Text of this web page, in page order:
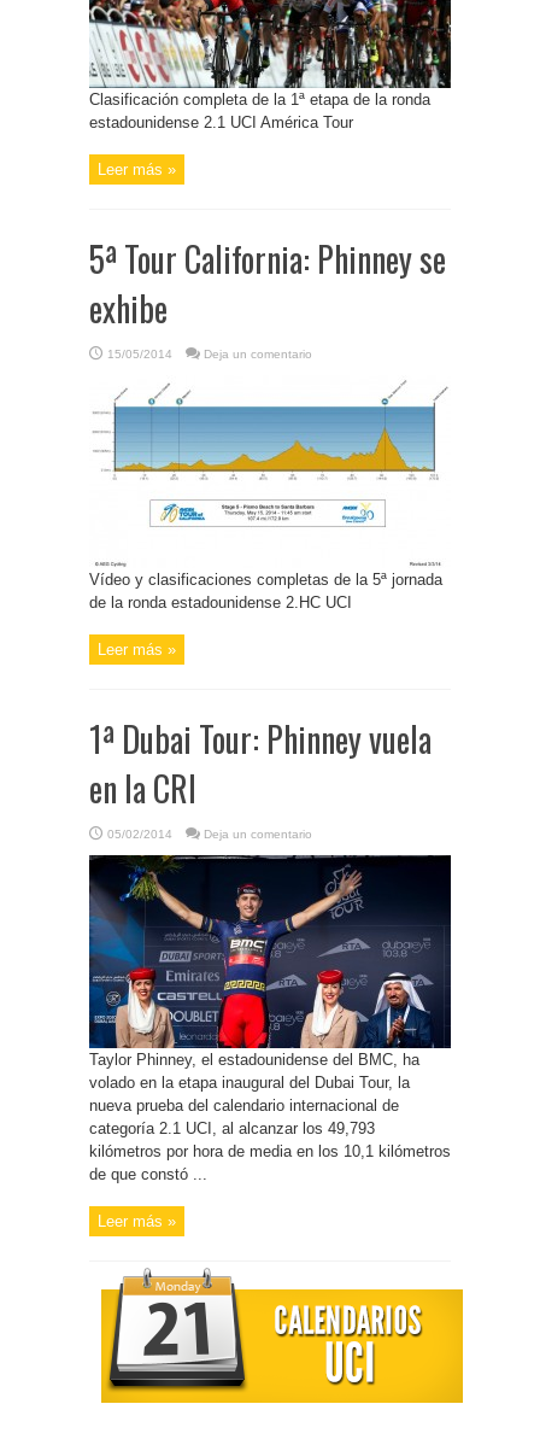
Clasificación completa de la 1ª etapa de la ronda
estadounidense 2.1 UCI América Tour
Leer más »
5ª Tour California: Phinney se
exhibe
15/05/2014 Deja un comentario
Vídeo y clasificaciones completas de la 5ª jornada
de la ronda estadounidense 2.HC UCI
Leer más »
1ª Dubai Tour: Phinney vuela
en la CRI
05/02/2014 Deja un comentario
Taylor Phinney, el estadounidense del BMC, ha
volado en la etapa inaugural del Dubai Tour, la
nueva prueba del calendario internacional de
categoría 2.1 UCI, al alcanzar los 49,793
kilómetros por hora de media en los 10,1 kilómetros
de que constó ...
Leer más »